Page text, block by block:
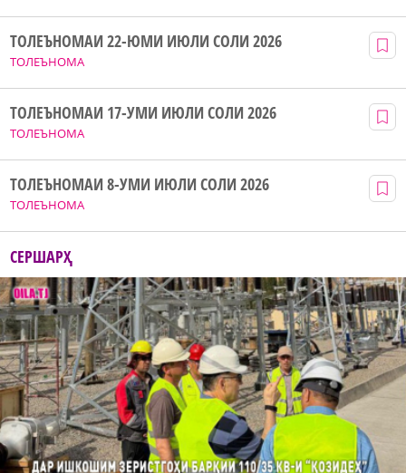
ТОЛЕЪНОМА
ТОЛЕЪНОМАИ 22-ЮМИ ИЮЛИ СОЛИ 2026
ТОЛЕЪНОМА
ТОЛЕЪНОМАИ 17-УМИ ИЮЛИ СОЛИ 2026
ТОЛЕЪНОМА
ТОЛЕЪНОМАИ 8-УМИ ИЮЛИ СОЛИ 2026
СЕРШАРҲ